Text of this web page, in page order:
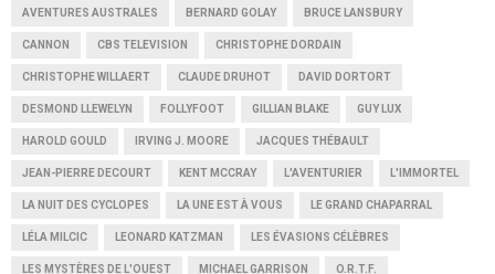
AVENTURES AUSTRALES BERNARD GOLAY BRUCE LANSBURY
CANNON CBS TELEVISION CHRISTOPHE DORDAIN
CHRISTOPHE WILLAERT CLAUDE DRUHOT DAVID DORTORT
DESMOND LLEWELYN FOLLYFOOT GILLIAN BLAKE GUY LUX
HAROLD GOULD IRVING J. MOORE JACQUES THÉBAULT
JEAN-PIERRE DECOURT KENT MCCRAY L'AVENTURIER L'IMMORTEL
LA NUIT DES CYCLOPES LA UNE EST À VOUS LE GRAND CHAPARRAL
LÉLA MILCIC LEONARD KATZMAN LES ÉVASIONS CÉLÈBRES
LES MYSTÈRES DE L'OUEST MICHAEL GARRISON O.R.T.F.